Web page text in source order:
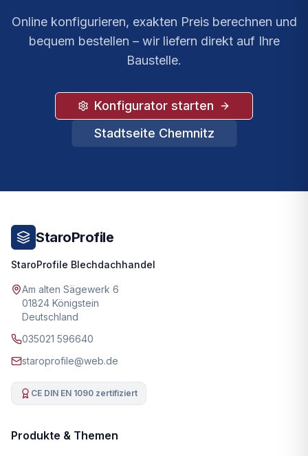
Online konfigurieren, exakten Preis berechnen und
bequem bestellen – wir liefern direkt auf Ihre
Baustelle.
Konfigurator starten
Stadtseite Chemnitz
StaroProfile
StaroProfile Blechdachhandel
Am alten Sägewerk 6
01824 Königstein
Deutschland
035021 596640
staroprofile@web.de
CE DIN EN 1090 zertifiziert
Produkte & Themen